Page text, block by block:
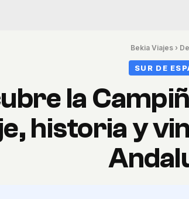
Bekia Viajes›
SUR DE
la
historia y